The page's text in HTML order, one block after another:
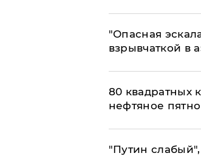
"Опасная
взрывчаткой в
80 квадратных
нефтяное
​"Путин